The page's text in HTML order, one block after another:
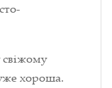
хороша.